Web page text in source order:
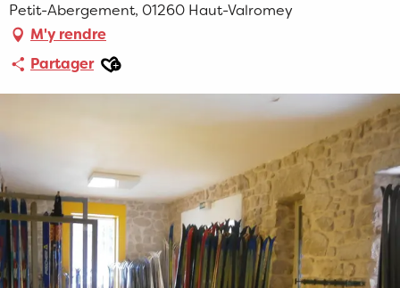
Petit-Abergement, 01260 Haut-Valromey
M'y rendre
PartagerAjouter aux favoris